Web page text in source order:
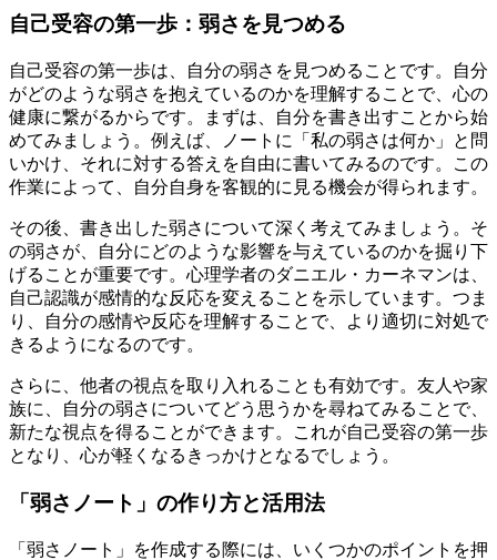
自己受容の第一歩：弱さを見つめる
自己受容の第一歩は、自分の弱さを見つめることです。自分
がどのような弱さを抱えているのかを理解することで、心の
健康に繋がるからです。まずは、自分を書き出すことから始
めてみましょう。例えば、ノートに「私の弱さは何か」と問
いかけ、それに対する答えを自由に書いてみるのです。この
作業によって、自分自身を客観的に見る機会が得られます。
その後、書き出した弱さについて深く考えてみましょう。そ
の弱さが、自分にどのような影響を与えているのかを掘り下
げることが重要です。心理学者のダニエル・カーネマンは、
自己認識が感情的な反応を変えることを示しています。つま
り、自分の感情や反応を理解することで、より適切に対処で
きるようになるのです。
さらに、他者の視点を取り入れることも有効です。友人や家
族に、自分の弱さについてどう思うかを尋ねてみることで、
新たな視点を得ることができます。これが自己受容の第一歩
となり、心が軽くなるきっかけとなるでしょう。
「弱さノート」の作り方と活用法
「弱さノート」を作成する際には、いくつかのポイントを押